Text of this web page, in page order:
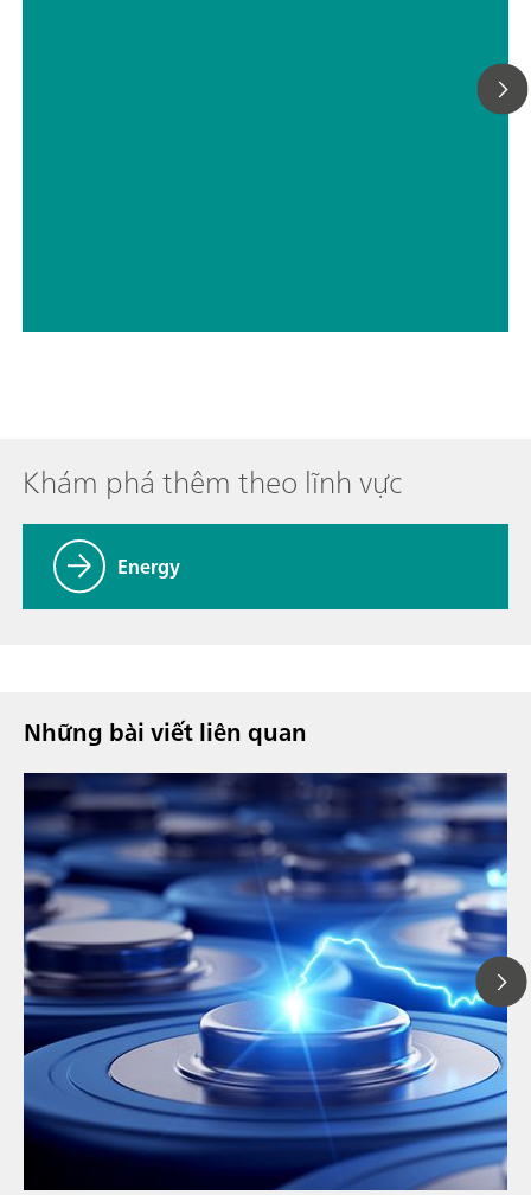
Khám phá thêm theo lĩnh vực
Energy
Những bài viết liên quan
// Article
// Education & basic research
// Metals & mining